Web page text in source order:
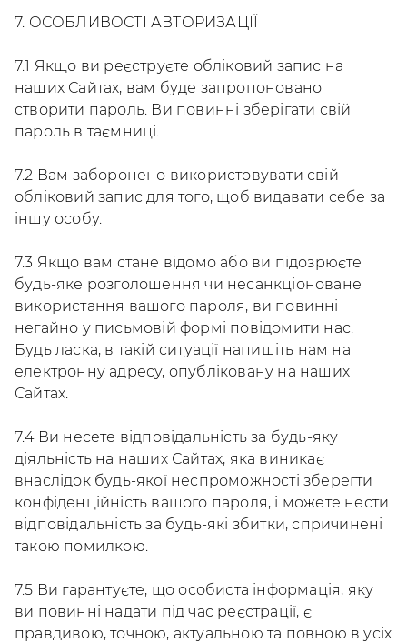
7. ОСОБЛИВОСТІ АВТОРИЗАЦІЇ
7.1 Якщо ви реєструєте обліковий запис на
наших Сайтах, вам буде запропоновано
створити пароль. Ви повинні зберігати свій
пароль в таємниці.
7.2 Вам заборонено використовувати свій
обліковий запис для того, щоб видавати себе за
іншу особу.
7.3 Якщо вам стане відомо або ви підозрюєте
будь-яке розголошення чи несанкціоноване
використання вашого пароля, ви повинні
негайно у письмовій формі повідомити нас.
Будь ласка, в такій ситуації напишіть нам на
електронну адресу, опубліковану на наших
Сайтах.
7.4 Ви несете відповідальність за будь-яку
діяльність на наших Сайтах, яка виникає
внаслідок будь-якої неспроможності зберегти
конфіденційність вашого пароля, і можете нести
відповідальність за будь-які збитки, спричинені
такою помилкою.
7.5 Ви гарантуєте, що особиста інформація, яку
ви повинні надати під час реєстрації, є
правдивою, точною, актуальною та повною в усіх